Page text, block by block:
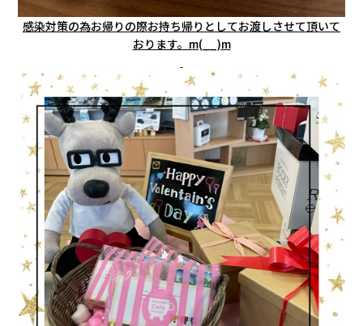
感染対策の為お帰りの際お持ち帰りとしてお渡しさせて頂いて
おります。m(__)m